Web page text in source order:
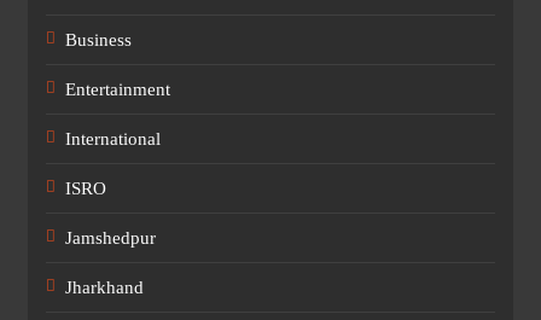
Business
Entertainment
International
ISRO
Jamshedpur
Jharkhand